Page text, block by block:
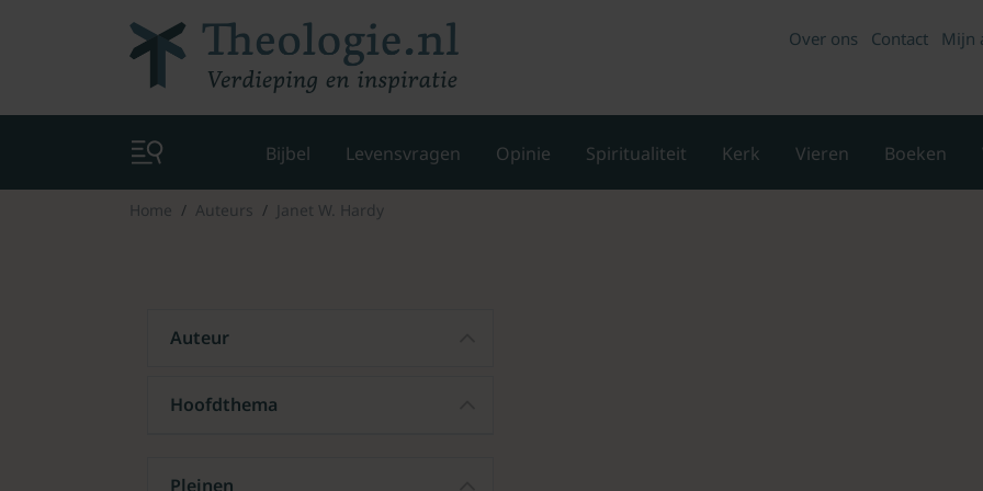
Over ons Contact Mijn
Bijbel Levensvragen Opinie Spiritualiteit Kerk Vieren Boeken
Home Auteurs Janet W. Hardy
Auteur
Hoofdthema
Pleinen